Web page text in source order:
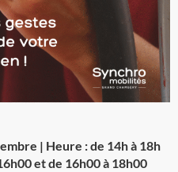
| Heure : de 14h à 18h
et de 16h00 à 18h00